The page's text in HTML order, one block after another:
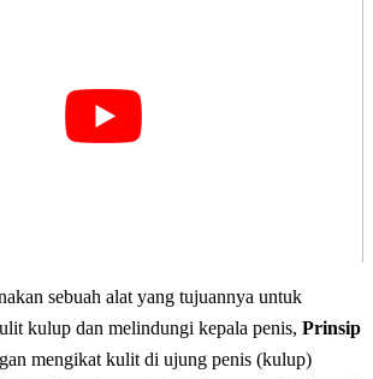
sebuah alat yang tujuannya untuk
kulup dan melindungi kepala penis, Prinsip
mengikat kulit di ujung penis (kulup)